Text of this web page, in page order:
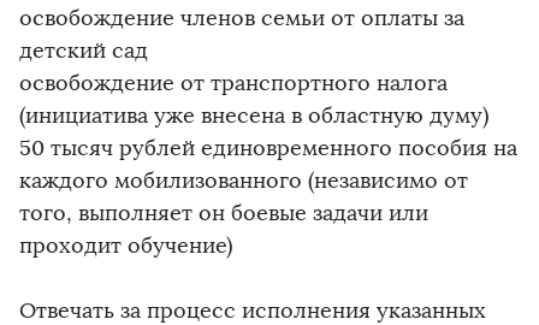
освобождение членов семьи от оплаты за
детский сад
освобождение от транспортного налога
(инициатива уже внесена в областную думу)
50 тысяч рублей единовременного пособия на
каждого мобилизованного (независимо от
того, выполняет он боевые задачи или
проходит обучение)
Отвечать за процесс исполнения указанных